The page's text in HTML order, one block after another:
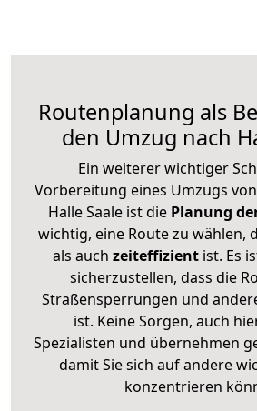
Routenplanung als
den Umzug nach
Ein weiterer wichtiger
Vorbereitung eines Umzugs
Halle Saale ist diePlanung
wichtig, eine Route zu wählen,
als auch zeiteffizientist. Es
sicherzustellen, dass die
Straßensperrungen und
ist. Keine Sorgen, auch
Spezialisten und übernehmen
damit Sie sich auf andere
konzentrieren